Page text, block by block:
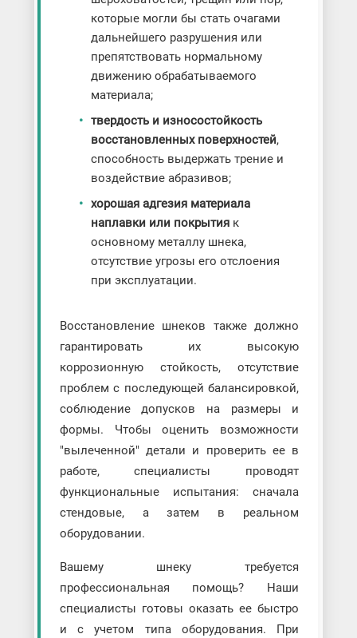
которые могли бы стать очагами
дальнейшего разрушения или
препятствовать нормальному
движению обрабатываемого
материала;
твердость и износостойкость
восстановленных поверхностей,
способность выдержать трение и
воздействие абразивов;
хорошая адгезия материала
наплавки или покрытияк
основному металлу шнека,
отсутствие угрозы его отслоения
при эксплуатации.
Восстановление шнеков также должно
гарантировать их высокую
коррозионную стойкость, отсутствие
проблем с последующей балансировкой,
соблюдение допусков на размеры и
формы. Чтобы оценить возможности
"вылеченной" детали и проверить ее в
работе, специалисты проводят
функциональные испытания: сначала
стендовые, а затем в реальном
оборудовании.
Вашему шнеку требуется
профессиональная помощь? Наши
специалисты готовы оказать ее быстро
и с учетом типа оборудования. При